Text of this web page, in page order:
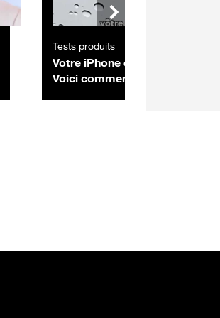
Tests produits
Votre iPhone est mouillé ?
Voici comment le sécher en